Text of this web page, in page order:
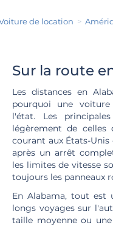
de location
Sur la route
Les distances en
pourquoi une
l'état. Les
légèrement de celles
courant aux États-
après un arrêt
les limites de vitesse
toujours les panneaux
En Alabama, tout est
longs voyages sur
taille moyenne ou